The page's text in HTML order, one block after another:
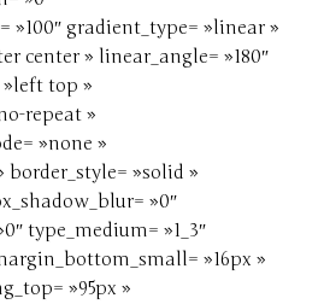
»100″ gradient_type= »linear »
center » linear_angle= »180″
top »
repeat »
»none »
»solid »
»0″
type_medium= »1_3″
»16px »
»95px »